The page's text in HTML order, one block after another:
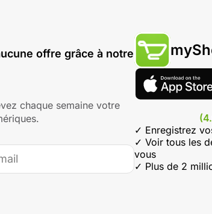
offre grâce à notre
chaque semaine votre
✓ Enregistrez
✓ Voir tous les
vous
✓ Plus de 2